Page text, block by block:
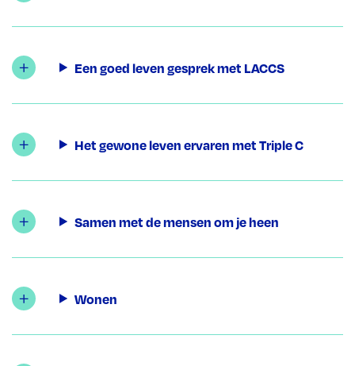
Een goed leven gesprek met LACCS
Het gewone leven ervaren met Triple C
Samen met de mensen om je heen
Wonen